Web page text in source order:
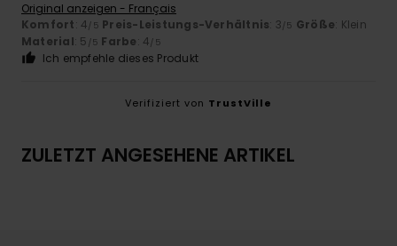
Original anzeigen - Français
Komfort: 4/5 Preis-Leistungs-Verhältnis: 3/5 Größe: Klein
Material: 5 /5 Farbe: 4/5
Ich empfehle dieses Produkt
Verifiziert von TrustVille
ZULETZT ANGESEHENE ARTIKEL